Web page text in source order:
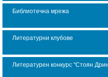
Библиотечна мрежа
Литературни клубове
Литературен конкурс "Стоян